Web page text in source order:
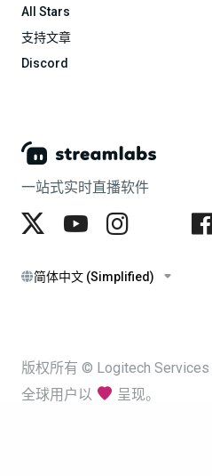
一站式实时直播软件
简体中文 (Simplified)
All Stars
支持文章
Discord
版权所有 © Logitech Services
全球用户以
呈现。